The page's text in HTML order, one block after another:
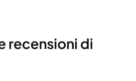
recensioni di